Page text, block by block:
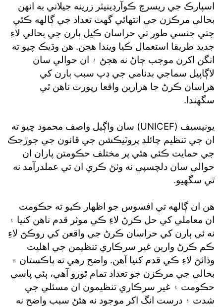
اسپارڪ جي ريسرچ ڪوآرڊينيٽر زرينه جيلاني به انهن
بحالي مرڪزن جي انتهائي گهٽ تعداد جي ڳالهه ڪئي
جتي جنسي طور تي حراسان ڪيل ٻارن جي بحالي لاءِ
جديد طريقا استعمال ڪيا ويندا هجن. هن وڌيڪ چيو ته
انگن اکرن موجب ڄاڻ نه هجڻ ۽ ان حوالي سان
لاڳاپيل سماجي بدنامي جي ڊپ سبب ٻارن کي
هراسان ڪرڻ جا هزارين واقعا رپورٽ ناهن ٿي
سگهندا.
يونيسيف (UNICEF) سان واڳيل واصف محمود چيو ته
ان جي تنظيم چائلڊ پروٽيڪشن جي قانون جي جوڙجڪ
جي حمايت ڪئي هئي پر مختلف حڪومتن پاران ان
حوالي سان دلچسپي نه وٺڻ ڪري ان تي عملدرآمد نه
ٿي سگهيو.
هن ان ڳالهه تي افسوس جو اظهار ڪيو ته حڪومت
ان معاملي کي حل ڪرڻ لاءِ ڪي موثر قدم ناهن کنيا ۽
نه ئي ٻارن کي حراسان ڪرڻ جي واقعن کي روڪڻ لاءِ
ڪم ڪرڻ وارين غير سرڪاري تنظيمن جي اهليت
وڌائڻ لاءِ ڪي قدم کنيا آهن. واضح رهي ته پاڪستان ۾
بحالي جي مرڪزن جو تعداد تمام ٿورو آهي، ٻئي پاسي
حڪومت ۽ غير سرڪاري تنظيمون ان مسئلي جي
شدت ۽ درست انگ اکر موجود نه هئڻ سبب واضح نه